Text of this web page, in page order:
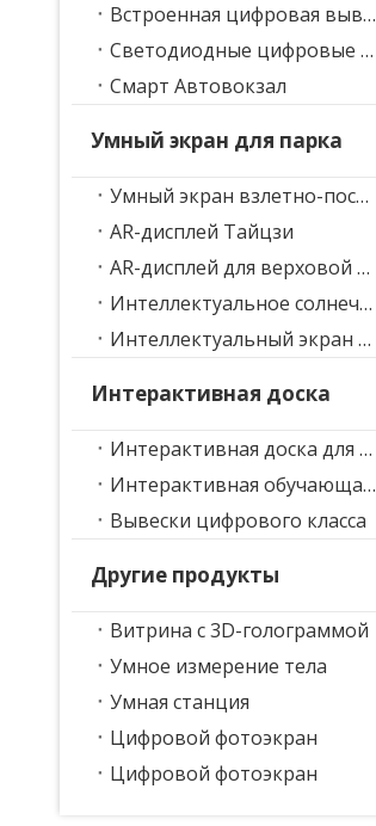
Встроенная цифровая вывеска на автобусной остановке
Светодиодные цифровые вывески для автобусной остановки
Смарт Автовокзал
Умный экран для парка
Умный экран взлетно-посадочной полосы
AR-дисплей Тайцзи
AR-дисплей для верховой езды
Интеллектуальное солнечное сиденье
Интеллектуальный экран руководства
Интерактивная доска
Интерактивная доска для конференций
Интерактивная обучающая доска
Вывески цифрового класса
Другие продукты
Витрина с 3D-голограммой
Умное измерение тела
Умная станция
Цифровой фотоэкран
Цифровой фотоэкран